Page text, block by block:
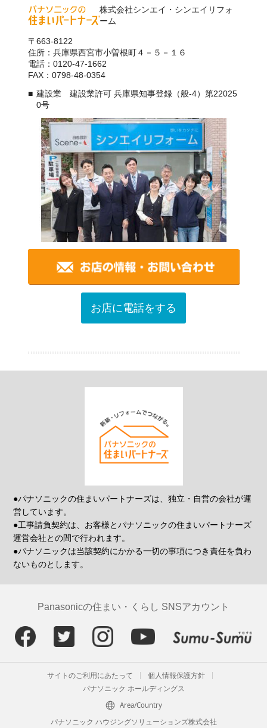
株式会社シンエイ・シンエイリフォ
ーム
〒663-8122
住所：兵庫県西宮市小曽根町４－５－１６
電話：0120-47-1662
FAX：0798-48-0354
建設業 建設業許可 兵庫県知事登録（般-4）第22025
0号
お店に電話をする
●パナソニックの住まいパートナーズは、独立・自営の会社が運
営しています。
●工事請負契約は、お客様とパナソニックの住まいパートナーズ
運営会社との間で行われます。
●パナソニックは当該契約にかかる一切の事項につき責任を負わ
ないものとします。
Panasonicの住まい・くらし SNSアカウント
サイトのご利用にあたって
個人情報保護方針
パナソニック ホールディングス
Area/Country
パナソニック ハウジングソリューションズ株式会社